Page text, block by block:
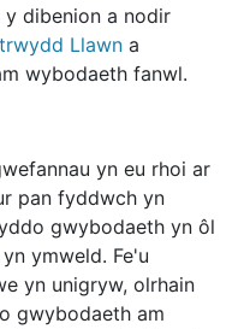
dibenion a nodir
Llawn a
wybodaeth fanwl.
yn eu rhoi ar
pan fyddwch yn
gwybodaeth yn ôl
ymweld. Fe'u
yn unigryw, olrhain
gwybodaeth am